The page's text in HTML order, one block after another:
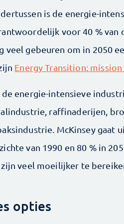
is de energie-
voor 40 % van
veel gebeuren om in 2050
Energy Transition:
energie-intensieve
raffinaderijen,
McKinsey gaat
van 1990 en 80 % in
zijn veel moeilijker te
opties